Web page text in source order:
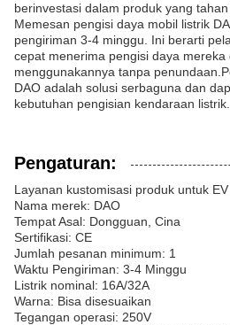
berinvestasi dalam produk yang
Memesan pengisi daya mobil listrik
pengiriman 3-4 minggu. Ini berarti
cepat menerima pengisi daya mereka
menggunakannya tanpa
DAO adalah solusi serbaguna dan
kebutuhan pengisian kendaraan listrik.
Pengaturan:
Layanan kustomisasi produk untuk
Nama merek: DAO
Tempat Asal: Dongguan, Cina
Sertifikasi: CE
Jumlah pesanan minimum: 1
Waktu Pengiriman: 3-4 Minggu
Listrik nominal: 16A/32A
Warna: Bisa disesuaikan
Tegangan operasi: 250V